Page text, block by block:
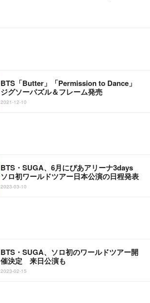
BTS「Butter」「Permission to Dance」
ジグソーパズル＆フレーム発売
2021-12-10
BTS・SUGA、6月にぴあアリーナ3days
ソロ初ワールドツアー日本公演の日程発表
2023-03-10
BTS・SUGA、ソロ初のワールドツアー開
催決定 来日公演も
2023-02-15